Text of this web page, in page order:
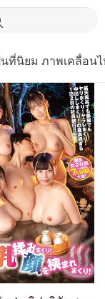
นที่นิยม ภาพเคลื่อน